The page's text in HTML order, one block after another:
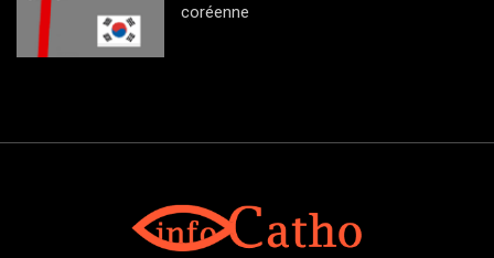
coréenne